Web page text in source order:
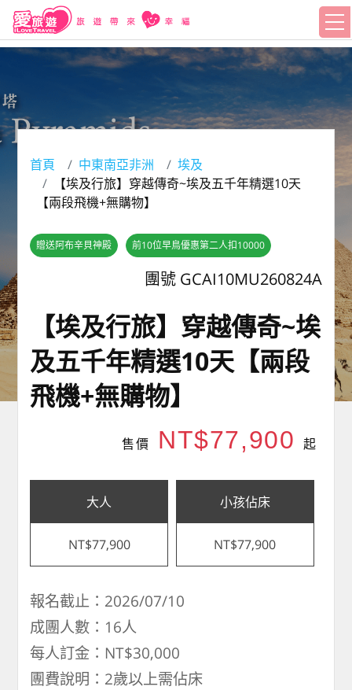
首頁 中東南亞非洲
埃及
【埃及行旅】穿越傳奇~埃及五千年精選10天
【兩段飛機+無購物】
贈送阿布辛貝神殿 前10位早鳥優惠第二人扣10000
團號 GCAI10MU260824A
【埃及行旅】穿越傳奇~埃
及五千年精選10天【兩段
飛機+無購物】
售價 NT$77,900 起
大人
NT$77,900
小孩佔床
NT$77,900
報名截止：2026/07/10
成團人數：16人
每人訂金：NT$30,000
團費說明：2歲以上需佔床